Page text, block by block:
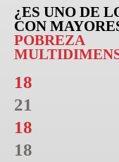
¿ES UNO DE
CON
POBREZA
18
21
18
18